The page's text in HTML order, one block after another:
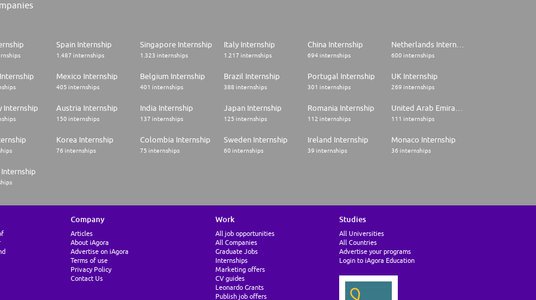
Spain Internship
1.487 internships
Singapore Internship
1.323 internships
Italy Internship
1.217 internships
China Internship
694 internships 600 internships
Mexico Internship
405 internships
Belgium Internship
401 internships
Brazil Internship
388 internships
Portugal Internship
301 internships
UK Internship
269 internships
Internship Austria Internship
150 internships
India Internship
137 internships
Japan Internship
125 internships
Romania Internship
112 internships 111 internships
Korea Internship
76 internships
Colombia Internship
75 internships
Sweden Internship
60 internships
Ireland Internship
39 internships
Monaco Internship
36 internships
Company
Articles
About iAgora
Advertise on iAgora
Terms of use
Privacy Policy
Contact Us
Work
All job opportunities
All Companies
Graduate Jobs
Internships
Marketing offers
CV guides
Leonardo Grants
Publish job offers
Studies
All Universities
All Countries
Advertise your programs
Login to iAgora Education